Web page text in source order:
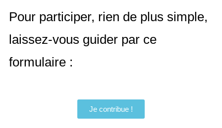
Pour participer, rien de plus simple,
laissez-vous guider par ce
formulaire :
Je contribue !